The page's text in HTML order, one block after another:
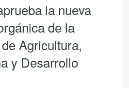
de verano para
la riqueza de
con LEADER
esos días prometedores en
a saborear y planificar